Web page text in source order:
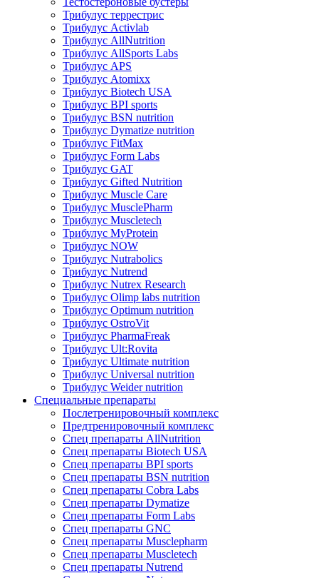
Трибулус террестрис
Трибулус Activlab
Трибулус AllNutrition
Трибулус AllSports Labs
Трибулус APS
Трибулус Atomixx
Трибулус Biotech USA
Трибулус BPI sports
Трибулус BSN nutrition
Трибулус Dymatize nutrition
Трибулус FitMax
Трибулус Form Labs
Трибулус GAT
Трибулус Gifted Nutrition
Трибулус Muscle Care
Трибулус MusclePharm
Трибулус Muscletech
Трибулус MyProtein
Трибулус NOW
Трибулус Nutrabolics
Трибулус Nutrend
Трибулус Nutrex Research
Трибулус Olimp labs nutrition
Трибулус Optimum nutrition
Трибулус OstroVit
Трибулус PharmaFreak
Трибулус Ult:Rovita
Трибулус Ultimate nutrition
Трибулус Universal nutrition
Трибулус Weider nutrition
Специальные препараты
Послетренировочный комплекс
Предтренировочный комплекс
Спец препараты AllNutrition
Спец препараты Biotech USA
Спец препараты BPI sports
Спец препараты BSN nutrition
Спец препараты Cobra Labs
Спец препараты Dymatize
Спец препараты Form Labs
Спец препараты GNC
Спец препараты Musclepharm
Спец препараты Muscletech
Спец препараты Nutrend